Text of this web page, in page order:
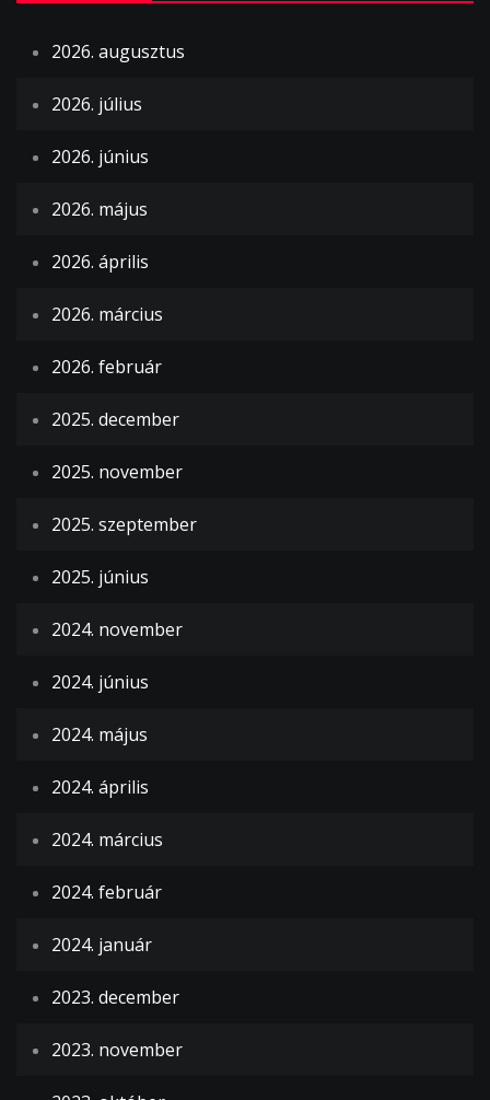
2026. augusztus
2026. július
2026. június
2026. május
2026. április
2026. március
2026. február
2025. december
2025. november
2025. szeptember
2025. június
2024. november
2024. június
2024. május
2024. április
2024. március
2024. február
2024. január
2023. december
2023. november